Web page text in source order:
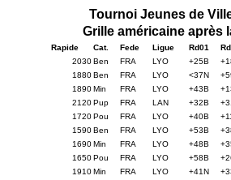
Tournoi Jeunes de
Grille américaine après
Rapide Cat. Fede Ligue Rd01
2030Ben FRA LYO +25B
1880Ben FRA LYO <37N
1890Min FRA LYO +43B
2120Pup FRA LAN +32B
1720Pou FRA LYO +40B
1590Ben FRA LYO +53B
1690Min FRA LYO +48B
1650Pou FRA LYO +58B
1910Min FRA LYO +41N